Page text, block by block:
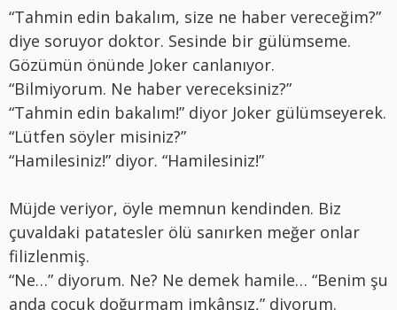
“Tahmin edin bakalım, size ne haber vereceğim?”
diye soruyor doktor. Sesinde bir gülümseme.
Gözümün önünde Joker canlanıyor.
“Bilmiyorum. Ne haber vereceksiniz?”
“Tahmin edin bakalım!” diyor Joker gülümseyerek.
“Lütfen söyler misiniz?”
“Hamilesiniz!” diyor. “Hamilesiniz!”
Müjde veriyor, öyle memnun kendinden. Biz
çuvaldaki patatesler ölü sanırken meğer onlar
filizlenmiş.
“Ne…” diyorum. Ne? Ne demek hamile… “Benim şu
anda çocuk doğurmam imkânsız,” diyorum.